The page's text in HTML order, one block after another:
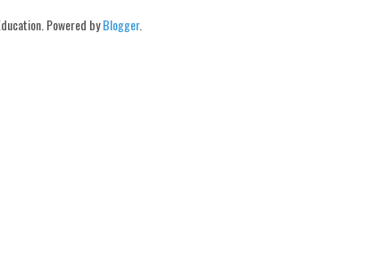
Powered byBlogger.